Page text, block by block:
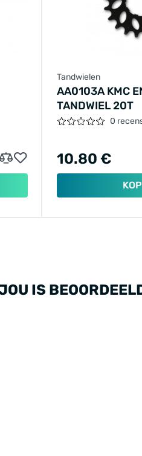
Tandwielen
AA0103A KMC
TANDWIEL 20T
0
10.80 €
IS